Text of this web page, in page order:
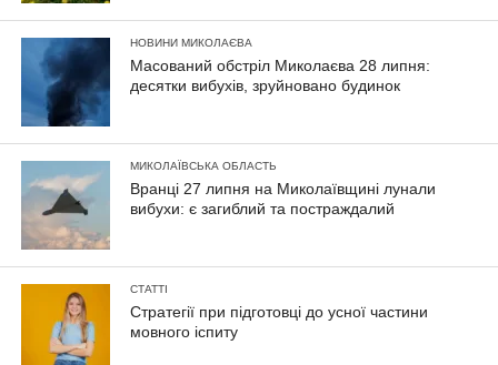
НОВИНИ МИКОЛАЄВА
Масований обстріл Миколаєва 28 липня:
десятки вибухів, зруйновано будинок
МИКОЛАЇВСЬКА ОБЛАСТЬ
Вранці 27 липня на Миколаївщині лунали
вибухи: є загиблий та постраждалий
СТАТТІ
Стратегії при підготовці до усної частини
мовного іспиту